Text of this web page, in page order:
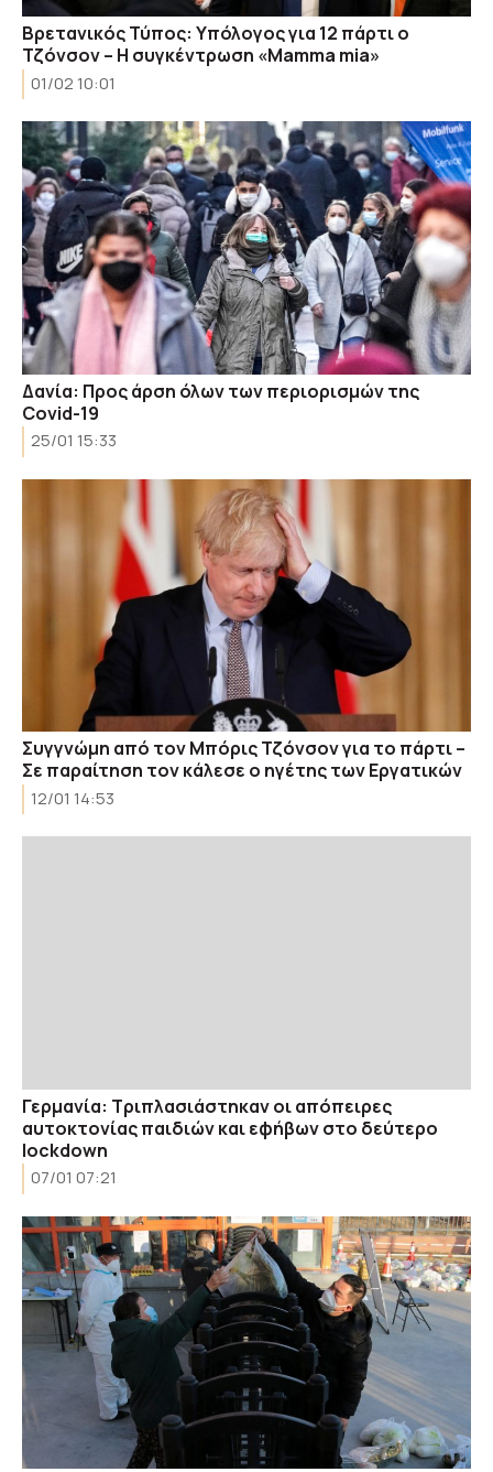
Βρετανικός Τύπος: Υπόλογος για 12 πάρτι ο
Τζόνσον – Η συγκέντρωση «Mamma mia»
01/02 10:01
Δανία: Προς άρση όλων των περιορισμών της
Covid-19
25/01 15:33
Συγγνώμη από τον Μπόρις Τζόνσον για το πάρτι –
Σε παραίτηση τον κάλεσε ο ηγέτης των Εργατικών
12/01 14:53
Γερμανία: Τριπλασιάστηκαν οι απόπειρες
αυτοκτονίας παιδιών και εφήβων στο δεύτερο
lockdown
07/01 07:21